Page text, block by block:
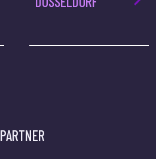
PARTNER